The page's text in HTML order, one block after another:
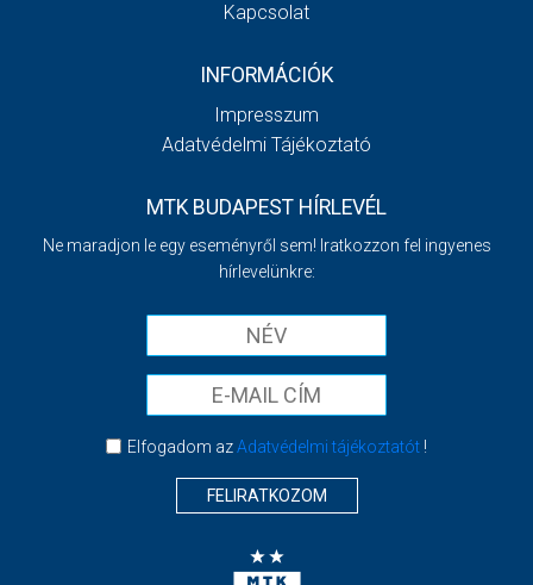
Kapcsolat
INFORMÁCIÓK
Impresszum
Adatvédelmi Tájékoztató
MTK BUDAPEST HÍRLEVÉL
Ne maradjon le egy eseményről sem! Iratkozzon fel ingyenes
hírlevelünkre:
Elfogadom azAdatvédelmi tájékoztatót!
FELIRATKOZOM